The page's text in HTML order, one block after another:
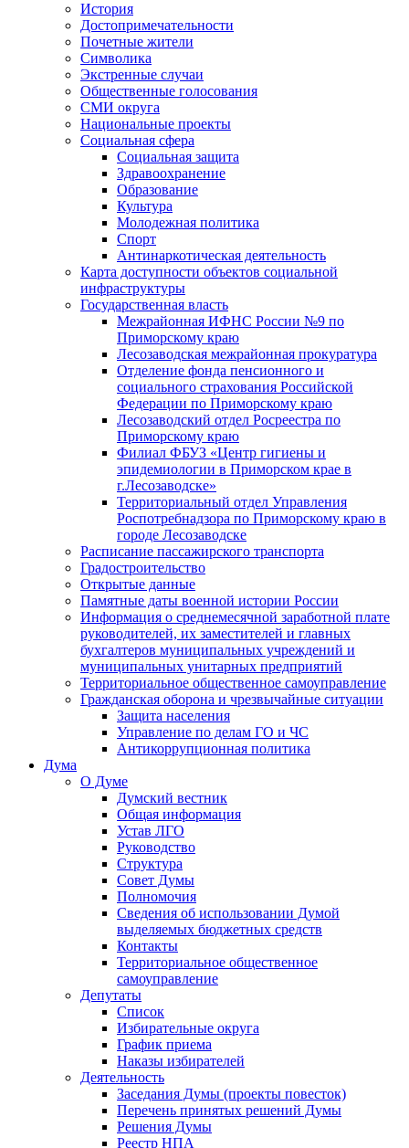
История
Достопримечательности
Почетные жители
Символика
Экстренные случаи
Общественные голосования
СМИ округа
Национальные проекты
Социальная сфера
Социальная защита
Здравоохранение
Образование
Культура
Молодежная политика
Спорт
Антинаркотическая деятельность
Карта доступности объектов социальной
инфраструктуры
Государственная власть
Межрайонная ИФНС России №9 по
Приморскому краю
Лесозаводская межрайонная прокуратура
Отделение фонда пенсионного и
социального страхования Российской
Федерации по Приморскому краю
Лесозаводский отдел Росреестра по
Приморскому краю
Филиал ФБУЗ «Центр гигиены и
эпидемиологии в Приморском крае в
г.Лесозаводске»
Территориальный отдел Управления
Роспотребнадзора по Приморскому краю в
городе Лесозаводске
Расписание пассажирского транспорта
Градостроительство
Открытые данные
Памятные даты военной истории России
Информация о среднемесячной заработной плате
руководителей, их заместителей и главных
бухгалтеров муниципальных учреждений и
муниципальных унитарных предприятий
Территориальное общественное самоуправление
Гражданская оборона и чрезвычайные ситуации
Защита населения
Управление по делам ГО и ЧС
Антикоррупционная политика
Дума
О Думе
Думский вестник
Общая информация
Устав ЛГО
Руководство
Структура
Совет Думы
Полномочия
Сведения об использовании Думой
выделяемых бюджетных средств
Контакты
Территориальное общественное
самоуправление
Депутаты
Список
Избирательные округа
График приема
Наказы избирателей
Деятельность
Заседания Думы (проекты повесток)
Перечень принятых решений Думы
Решения Думы
Реестр НПА